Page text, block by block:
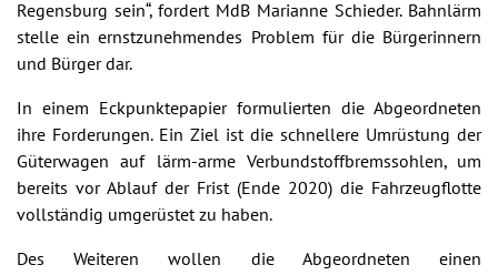
Regensburg sein“, fordert MdB Marianne Schieder. Bahnlärm
stelle ein ernstzunehmendes Problem für die Bürgerinnern
und Bürger dar.
In einem Eckpunktepapier formulierten die Abgeordneten
ihre Forderungen. Ein Ziel ist die schnellere Umrüstung der
Güterwagen auf lärm-arme Verbundstoffbremssohlen, um
bereits vor Ablauf der Frist (Ende 2020) die Fahrzeugflotte
vollständig umgerüstet zu haben.
Des Weiteren wollen die Abgeordneten einen